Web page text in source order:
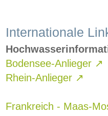
Internationale
Bodensee-Anlieger ↗
Rhein-Anlieger ↗
Frankreich - Maas-